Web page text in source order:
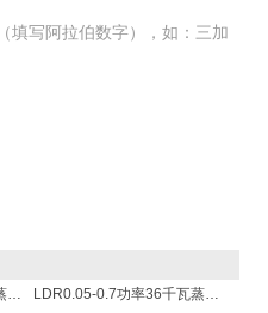
填写阿拉伯数字），如：三加
LDR0.68-0.7功率48千瓦蒸发量68公斤/小时电加热锅炉 LDR0.05-0.7功率36千瓦蒸发量50公斤/小时电蒸汽锅炉